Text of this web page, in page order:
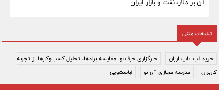
آن بر دلار، نفت و بازار ایران
تبلیغات متنی
خرید لپ تاپ ارزان
خبرگزاری حرف‌تو: مقایسه برندها، تحلیل کسب‌وکارها از تجربه
کاربران
مدرسه مجازی آی نو لباسشویی